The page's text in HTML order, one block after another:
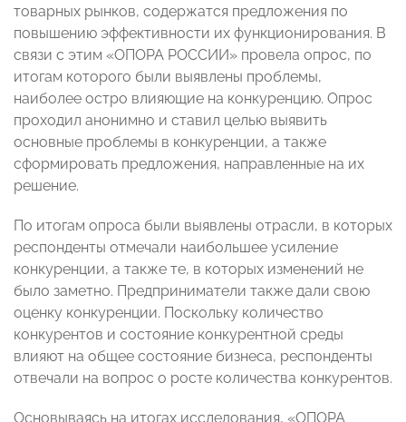
товарных рынков, содержатся предложения по
повышению эффективности их функционирования. В
связи с этим «ОПОРА РОССИИ» провела опрос, по
итогам которого были выявлены проблемы,
наиболее остро влияющие на конкуренцию. Опрос
проходил анонимно и ставил целью выявить
основные проблемы в конкуренции, а также
сформировать предложения, направленные на их
решение.
По итогам опроса были выявлены отрасли, в которых
респонденты отмечали наибольшее усиление
конкуренции, а также те, в которых изменений не
было заметно. Предприниматели также дали свою
оценку конкуренции. Поскольку количество
конкурентов и состояние конкурентной среды
влияют на общее состояние бизнеса, респонденты
отвечали на вопрос о росте количества конкурентов.
Основываясь на итогах исследования, «ОПОРА